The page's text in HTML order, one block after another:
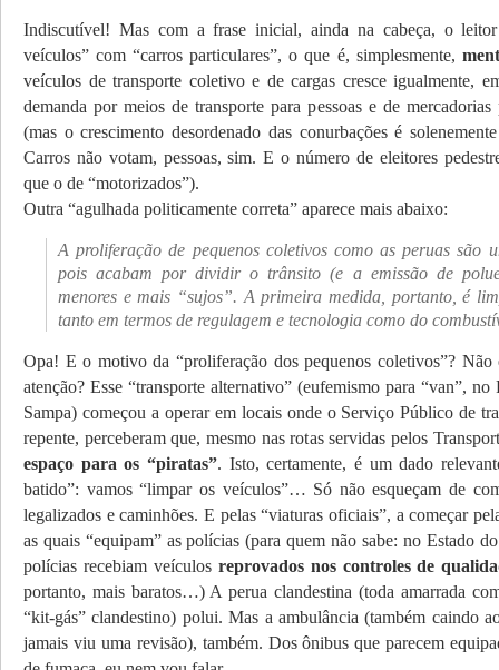
Indiscutível! Mas com a frase inicial, ainda na cabeça, o
veículos” com “carros particulares”, o que é, simplesmente,
veículos de transporte coletivo e de cargas cresce igualmente,
demanda por meios de transporte para pessoas e de mercadorias
(mas o crescimento desordenado das conurbações é
Carros não votam, pessoas, sim. E o número de eleitores
que o de “motorizados”).
Outra “agulhada politicamente correta” aparece mais abaixo:
A proliferação de pequenos coletivos como as peruas são
pois acabam por dividir o trânsito (e a emissão de
menores e mais “sujos”. A primeira medida, portanto, é
tanto em termos de regulagem e tecnologia como do
Opa! E o motivo da “proliferação dos pequenos coletivos”? Não
atenção? Esse “transporte alternativo” (eufemismo para “van”, no
Sampa) começou a operar em locais onde o Serviço Público de
repente, perceberam que, mesmo nas rotas servidas pelos
espaço para os “piratas”. Isto, certamente, é um dado
batido”: vamos “limpar os veículos”… Só não esqueçam de
legalizados e caminhões. E pelas “viaturas oficiais”, a começar
as quais “equipam” as polícias (para quem não sabe: no Estado
polícias recebiam veículos reprovados nos controles de
portanto, mais baratos…) A perua clandestina (toda amarrada
“kit-gás” clandestino) polui. Mas a ambulância (também caindo
jamais viu uma revisão), também. Dos ônibus que parecem